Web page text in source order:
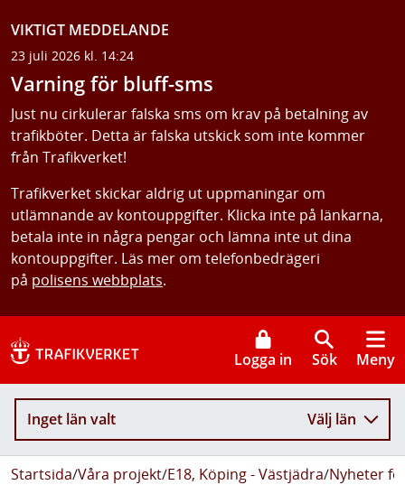
VIKTIGT MEDDELANDE
23 juli 2026 kl. 14:24
Varning för bluff-sms
Just nu cirkulerar falska sms om krav på betalning av
trafikböter. Detta är falska utskick som inte kommer
från Trafikverket!
Trafikverket skickar aldrig ut uppmaningar om
utlämnande av kontouppgifter. Klicka inte på länkarna,
betala inte in några pengar och lämna inte ut dina
kontouppgifter. Läs mer om telefonbedrägeri
på polisens webbplats.
Logga in Sök Meny
Inget län valt Välj län
Startsida/Våra projekt/E18, Köping - Västjädra/Nyheter